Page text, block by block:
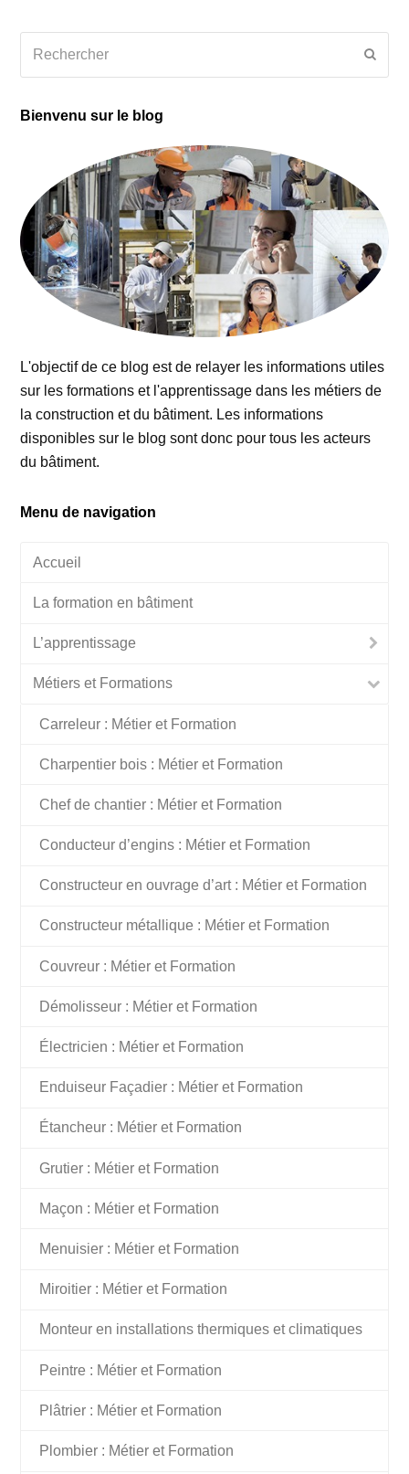
Bienvenu sur le blog
L'objectif de ce blog est de relayer les informations utiles
sur les formations et l'apprentissage dans les métiers de
la construction et du bâtiment. Les informations
disponibles sur le blog sont donc pour tous les acteurs
du bâtiment.
Menu de navigation
Accueil
La formation en bâtiment
L’apprentissage
Métiers et Formations
Carreleur : Métier et Formation
Charpentier bois : Métier et Formation
Chef de chantier : Métier et Formation
Conducteur d’engins : Métier et Formation
Constructeur en ouvrage d’art : Métier et Formation
Constructeur métallique : Métier et Formation
Couvreur : Métier et Formation
Démolisseur : Métier et Formation
Électricien : Métier et Formation
Enduiseur Façadier : Métier et Formation
Étancheur : Métier et Formation
Grutier : Métier et Formation
Maçon : Métier et Formation
Menuisier : Métier et Formation
Miroitier : Métier et Formation
Monteur en installations thermiques et climatiques
Peintre : Métier et Formation
Plâtrier : Métier et Formation
Plombier : Métier et Formation